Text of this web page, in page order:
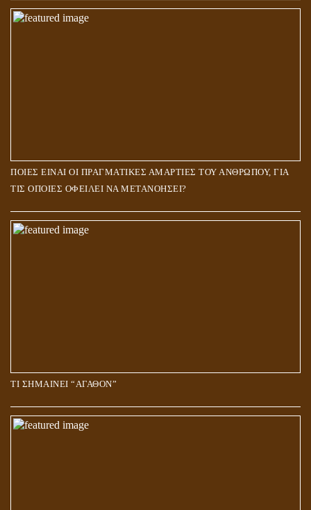
ΠΟΙΕΣ ΕΙΝΑΙ ΟΙ ΠΡΑΓΜΑΤΙΚΕΣ ΑΜΑΡΤΙΕΣ ΤΟΥ ΑΝΘΡΩΠΟΥ, ΓΙΑ
ΤΙΣ ΟΠΟΙΕΣ ΟΦΕΙΛΕΙ ΝΑ ΜΕΤΑΝΟΗΣΕΙ?
ΤΙ ΣΗΜΑΙΝΕΙ “ΑΓΑΘΟΝ”